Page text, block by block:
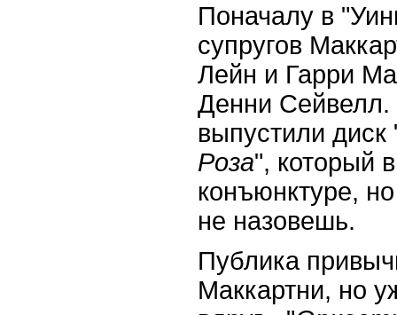
Поначалу в
супругов
Лейн и Гарри
Денни Сейвелл.
выпустили диск
Роза", который
конъюнктуре,
не назовешь.
Публика
Маккартни, но